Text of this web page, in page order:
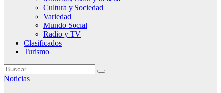
Cultura y Sociedad
Variedad
Mundo Social
Radio y TV
Clasificados
Turismo
Noticias